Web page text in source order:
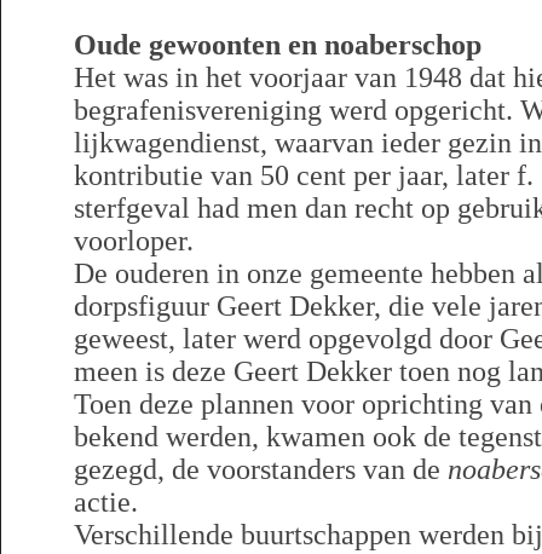
Oude gewoonten en noaberschop
Het was in het voorjaar van 1948 dat
begrafenisvereniging werd opgericht.
lijkwagendienst, waarvan ieder gezin
kontributie van 50 cent per jaar, later
sterfgeval had men dan recht op
voorloper.
De ouderen in onze gemeente hebben
dorpsfiguur Geert Dekker, die vele
geweest, later werd opgevolgd door
meen is deze Geert Dekker toen nog
Toen deze plannen voor oprichting
bekend werden, kwamen ook de
gezegd, de voorstanders van de
actie.
Verschillende buurtschappen werden